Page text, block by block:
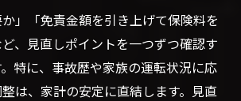
か」「免責金額を引き上げて保険料を
、見直しポイントを一つずつ確認す
特に、事故歴や家族の運転状況に応
は、家計の安定に直結します。見直